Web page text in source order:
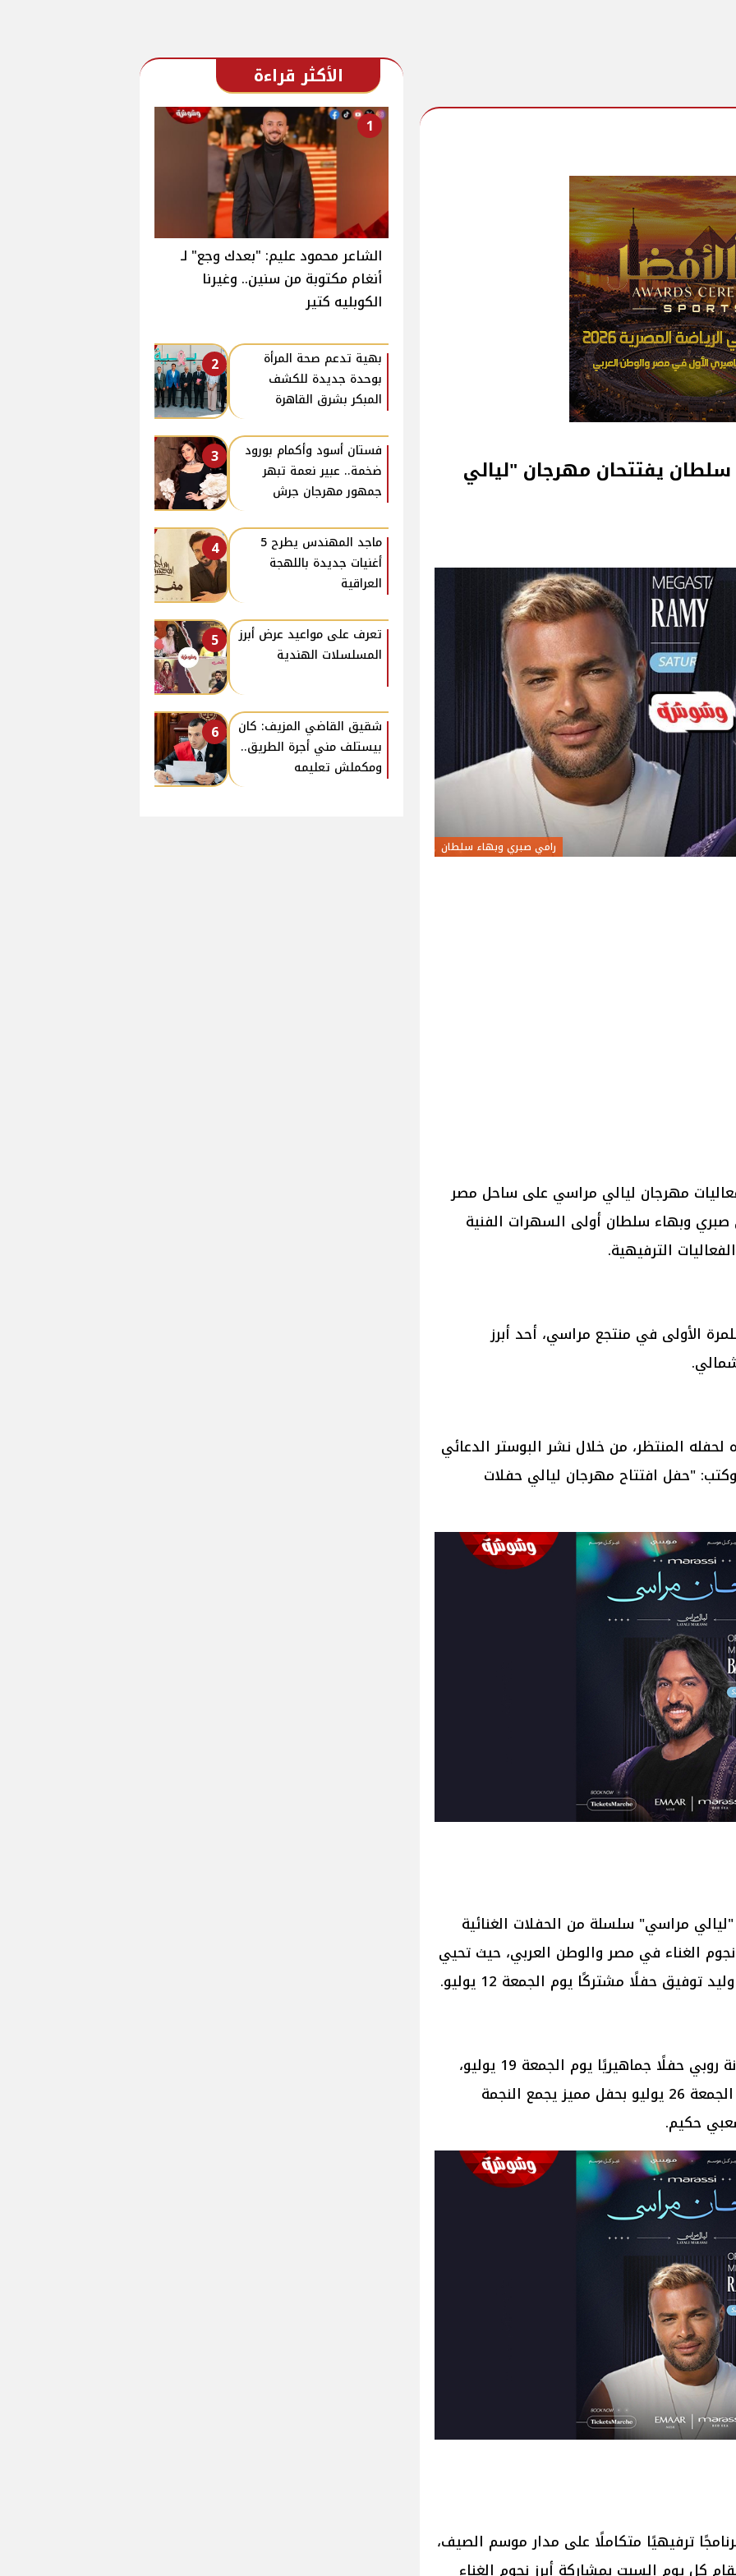
يفتتحان مهرجان "ليالي
رامي صبري وبهاء سلطان
مهرجان ليالي مراسي على ساحل مصر
صبري وبهاء سلطان أولى السهرات الفنية
الترفيهية.
الأولى في منتجع مراسي، أحد أبرز
المنتظر، من خلال نشر البوستر الدعائي
"حفل افتتاح مهرجان ليالي حفلات
مراسي" سلسلة من الحفلات الغنائية
الغناء في مصر والوطن العربي، حيث تحيي
توفيق حفلًا مشتركًا يوم الجمعة 12 يوليو.
كما يحيي الفنان أحمد سعد والفنانة روبي حفلًا جماهيريًا يوم الجمعة 19 يوليو،
فيما تختتم فعاليات المهرجان يوم الجمعة 26 يوليو بحفل مميز يجمع النجمة
حكيم.
ترفيهيًا متكاملًا على مدار موسم الصيف،
كل يوم السبت بمشاركة أبرز نجوم الغناء
الأكثر قراءة
1
الشاعر محمود عليم: "بعدك وجع" لـ
أنغام مكتوبة من سنين.. وغيرنا
الكوبليه كتير
2
بهية تدعم صحة المرأة
بوحدة جديدة للكشف
المبكر بشرق القاهرة
3
فستان أسود وأكمام بورود
ضخمة.. عبير نعمة تبهر
جمهور مهرجان جرش
4
ماجد المهندس يطرح 5
أغنيات جديدة باللهجة
العراقية
5
تعرف على مواعيد عرض أبرز
المسلسلات الهندية
6
شقيق القاضي المزيف: كان
بيستلف مني أجرة الطريق..
ومكملش تعليمه